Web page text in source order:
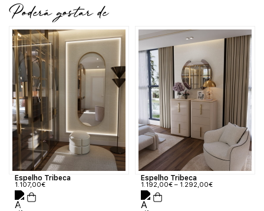
Poderá gostar de
Espelho Tribeca
1.107,00€
Espelho Tribeca
1.192,00€ – 1.292,00€